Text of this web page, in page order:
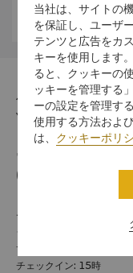
気候
住所
Yanuca Island, Coral
電話番号
(679) 652 0155
チェックイン / チ
シャングリ・ラでのご滞
チェックイン/アウトの時
チェックイン: 15時
当社は、サイトの
を保証し、ユーザ
テンツと広告をカ
キーを使用します
ると、クッキーの
ッキーを管理する
ーの設定を管理す
使用する方法およ
は、 クッキーポリ